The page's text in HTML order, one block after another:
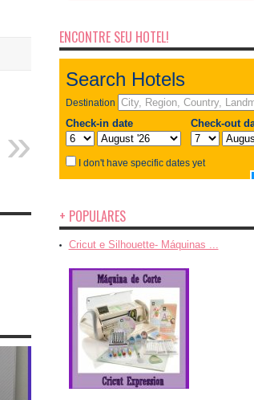
ENCONTRE SEU HOTEL!
+ POPULARES
Cricut e Silhouette- Máquinas ...